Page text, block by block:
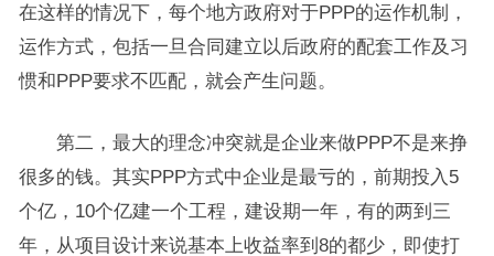
在这样的情况下，每个地方政府对于PPP的运作机制，
运作方式，包括一旦合同建立以后政府的配套工作及习
惯和PPP要求不匹配，就会产生问题。
第二，最大的理念冲突就是企业来做PPP不是来挣
很多的钱。其实PPP方式中企业是最亏的，前期投入5
个亿，10个亿建一个工程，建设期一年，有的两到三
年，从项目设计来说基本上收益率到8的都少，即使打